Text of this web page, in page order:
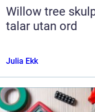
Willow tree skulpturer som
talar utan ord
Julia Ekk